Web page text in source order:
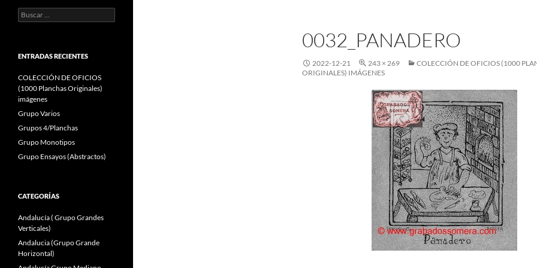
0032_PANADERO
2022-12-21 243 × 269
COLECCIÓN DE OFICIOS (1000
ORIGINALES) IMÁGENES
Buscar:
ENTRADAS RECIENTES
COLECCIÓN DE OFICIOS
(1000 Planchas Originales)
imágenes
Grupo Varios
Grupos 4/Planchas
Grupo Monotipos
Grupo Ensayos (Abstractos)
CATEGORÍAS
Andalucía ( Grupo Grandes
Verticales)
Andalucia (Grupo Grande
Horizontal)